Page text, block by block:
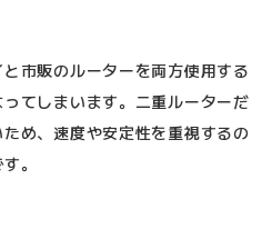
市販のルーターを両方使用する
てしまいます。二重ルーターだ
め、速度や安定性を重視するの
。